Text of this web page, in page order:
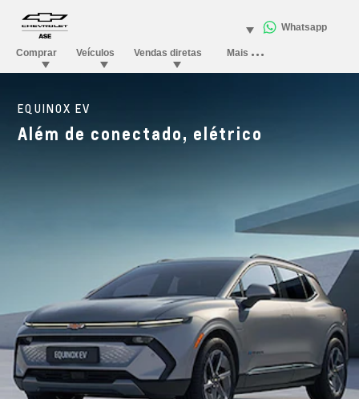
EQUINOX EV
Além de conectado, elétrico